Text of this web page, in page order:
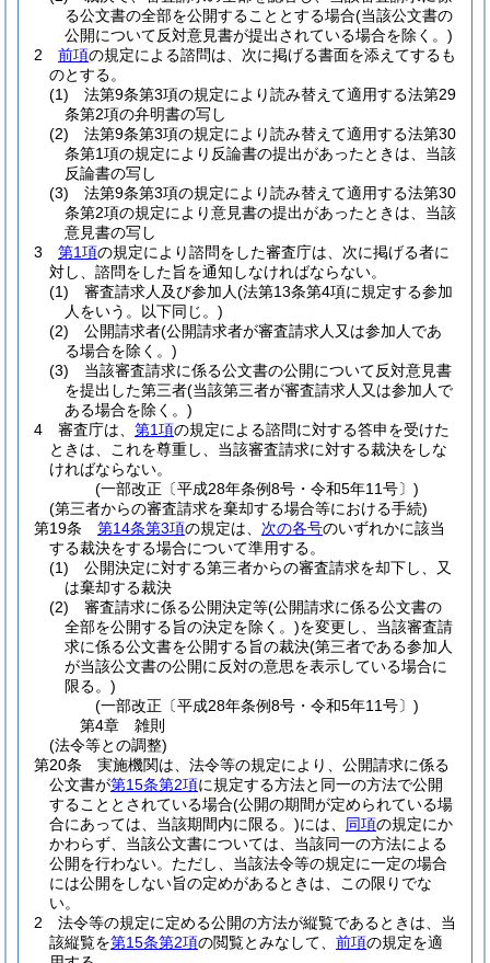
る公文書の全部を公開することとする場合(当該公文書の
公開について反対意見書が提出されている場合を除く。)
2
前項の規定による諮問は、次に掲げる書面を添えてするも
のとする。
(1)
法第9条第3項の規定により読み替えて適用する法第29
条第2項の弁明書の写し
(2)
法第9条第3項の規定により読み替えて適用する法第30
条第1項の規定により反論書の提出があったときは、当該
反論書の写し
(3)
法第9条第3項の規定により読み替えて適用する法第30
条第2項の規定により意見書の提出があったときは、当該
意見書の写し
3
第1項の規定により諮問をした審査庁は、次に掲げる者に
対し、諮問をした旨を通知しなければならない。
(1)
審査請求人及び参加人(法第13条第4項に規定する参加
人をいう。以下同じ。)
(2)
公開請求者(公開請求者が審査請求人又は参加人であ
る場合を除く。)
(3)
当該審査請求に係る公文書の公開について反対意見書
を提出した第三者(当該第三者が審査請求人又は参加人で
ある場合を除く。)
4
審査庁は、 第1項の規定による諮問に対する答申を受けた
ときは、これを尊重し、当該審査請求に対する裁決をしな
ければならない。
(一部改正〔平成28年条例8号・令和5年11号〕)
(第三者からの審査請求を棄却する場合等における手続)
第19条
第14条第3項の規定は、 次の各号のいずれかに該当
する裁決をする場合について準用する。
(1)
公開決定に対する第三者からの審査請求を却下し、又
は棄却する裁決
(2)
審査請求に係る公開決定等(公開請求に係る公文書の
全部を公開する旨の決定を除く。)を変更し、当該審査請
求に係る公文書を公開する旨の裁決(第三者である参加人
が当該公文書の公開に反対の意思を表示している場合に
限る。)
(一部改正〔平成28年条例8号・令和5年11号〕)
第4章
雑則
(法令等との調整)
第20条
実施機関は、法令等の規定により、公開請求に係る
公文書が第15条第2項に規定する方法と同一の方法で公開
することとされている場合(公開の期間が定められている場
合にあっては、当該期間内に限る。)には、 同項の規定にか
かわらず、当該公文書については、当該同一の方法による
公開を行わない。 ただし、当該法令等の規定に一定の場合
には公開をしない旨の定めがあるときは、この限りでな
い。
2
法令等の規定に定める公開の方法が縦覧であるときは、当
該縦覧を第15条第2項の閲覧とみなして、 前項の規定を適